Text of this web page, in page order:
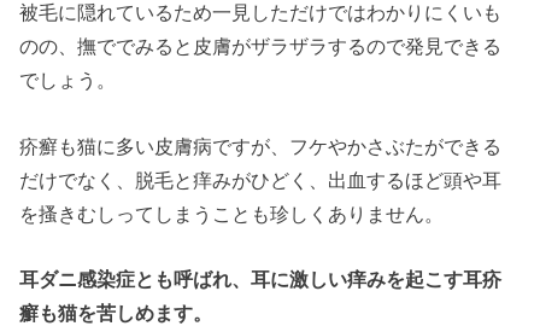
被毛に隠れているため一見しただけではわかりにくいも
のの、撫ででみると皮膚がザラザラするので発見できる
でしょう。
疥癬も猫に多い皮膚病ですが、フケやかさぶたができる
だけでなく、脱毛と痒みがひどく、出血するほど頭や耳
を搔きむしってしまうことも珍しくありません。
耳ダニ感染症とも呼ばれ、耳に激しい痒みを起こす耳疥
癬も猫を苦しめます。